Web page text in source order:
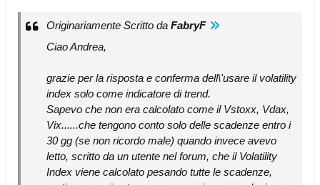
Originariamente Scritto da FabryF
Ciao Andrea,
grazie per la risposta e conferma dell\'usare il volatility
index solo come indicatore di trend.
Sapevo che non era calcolato come il Vstoxx, Vdax,
Vix......che tengono conto solo delle scadenze entro i
30 gg (se non ricordo male) quando invece avevo
letto, scritto da un utente nel forum, che il Volatility
Index viene calcolato pesando tutte le scadenze,